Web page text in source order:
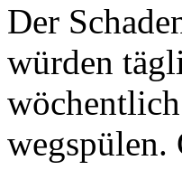
Der
würden
wegspülen.